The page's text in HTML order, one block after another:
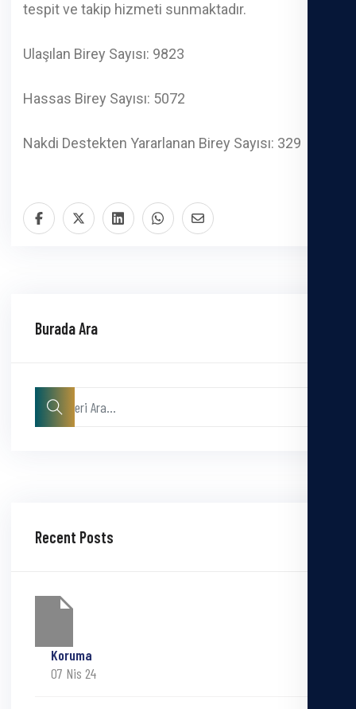
tespit ve takip hizmeti sunmaktadır.
Ulaşılan Birey Sayısı: 9823
Hassas Birey Sayısı: 5072
Nakdi Destekten Yararlanan Birey Sayısı: 329
Burada Ara
Recent Posts
Koruma
07 Nis 24